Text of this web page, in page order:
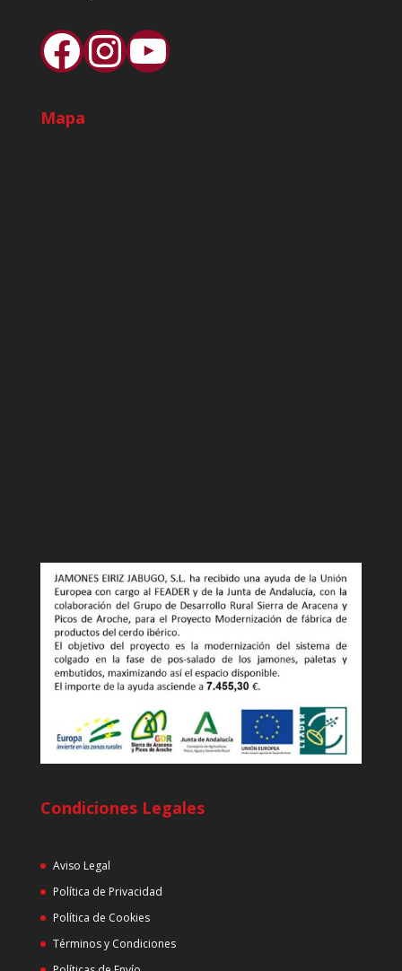
Facebook
Instagram
YouTube
Mapa
Condiciones Legales
Aviso Legal
Política de Privacidad
Política de Cookies
Términos y Condiciones